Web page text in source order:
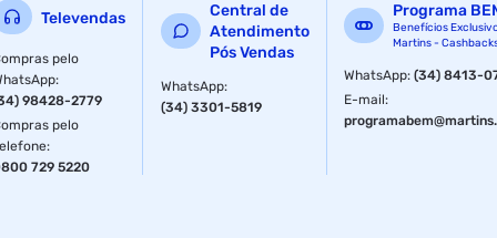
Televendas
pelo
:
98428-2779
pelo
:
729 5220
Central de
Atendimento
Pós Vendas
WhatsApp:
(34) 3301-5819
Programa
Benefícios
Martins -
WhatsApp:(34) 8413-
E-mail: